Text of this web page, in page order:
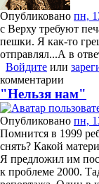
Опубликовано пн,
с Верху требуют
пешки. Я как-то
отправлял...А в
Войдите или
комментарии
"Нельзя нам"
Опубликовано пн,
Помнится в 1999
снять? Какой
Я предложил им
к проблеме 2000.